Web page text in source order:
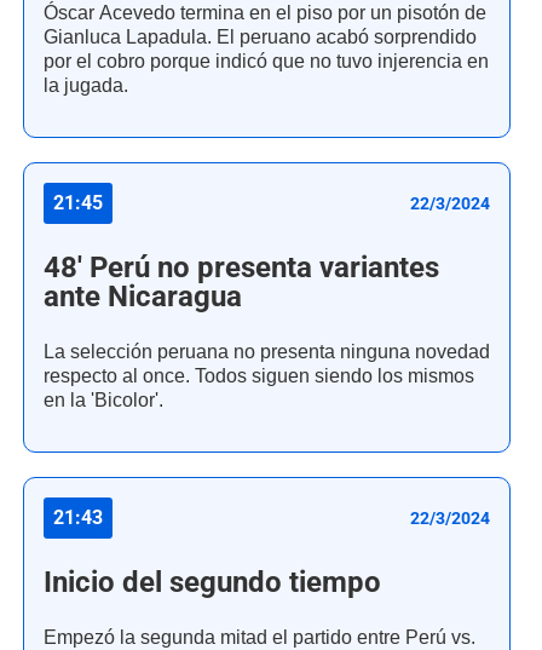
Óscar Acevedo termina en el piso por un pisotón de
Gianluca Lapadula. El peruano acabó sorprendido
por el cobro porque indicó que no tuvo injerencia en
la jugada.
21:45 22/3/2024
48' Perú no presenta variantes
ante Nicaragua
La selección peruana no presenta ninguna novedad
respecto al once. Todos siguen siendo los mismos
en la 'Bicolor'.
21:43 22/3/2024
Inicio del segundo tiempo
Empezó la segunda mitad el partido entre Perú vs.